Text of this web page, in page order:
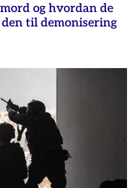
og hvordan de
til demonisering